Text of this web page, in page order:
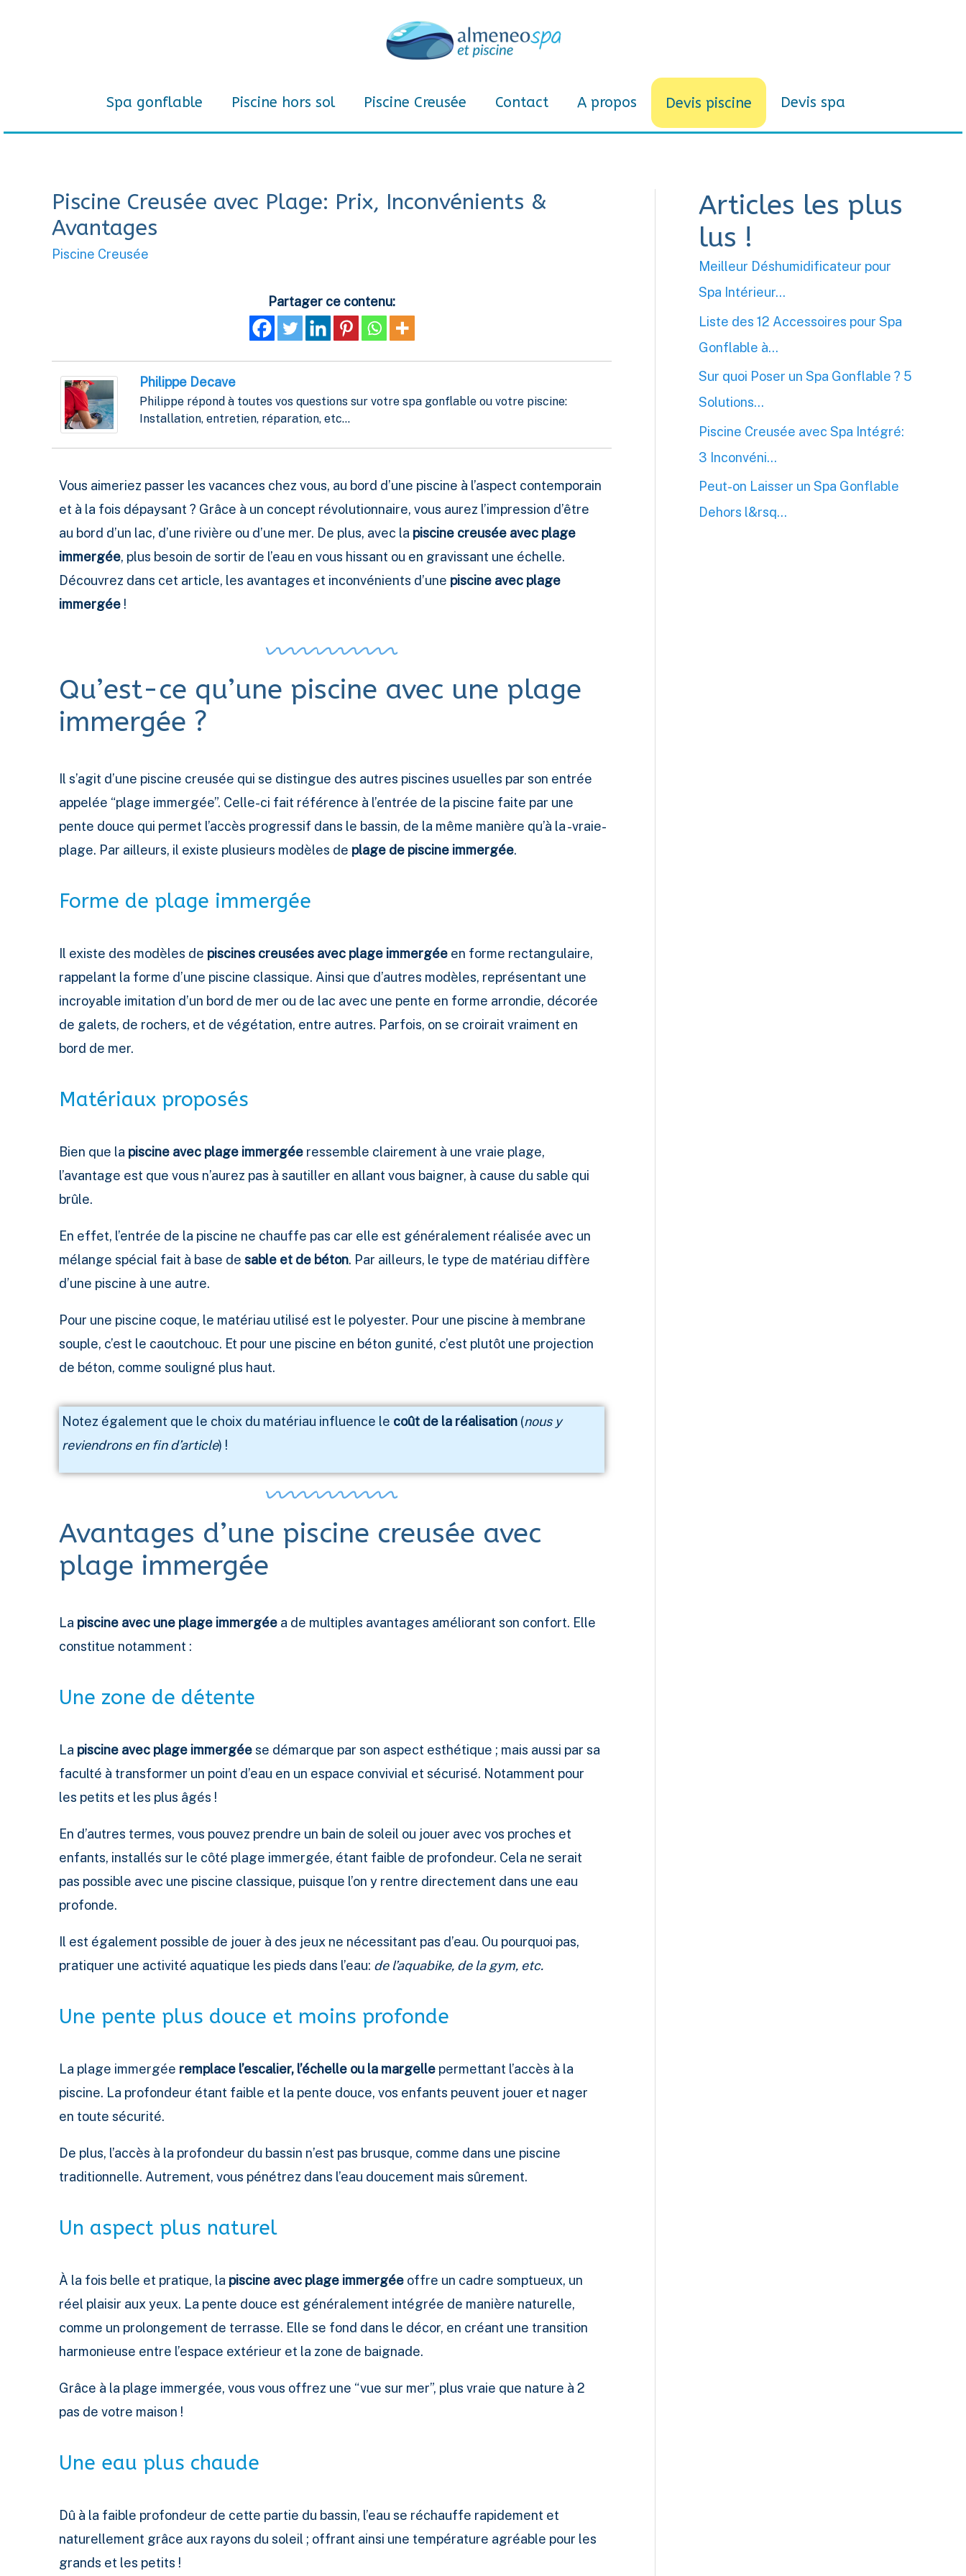
Spa gonflable Piscine hors sol Piscine Creusée Contact A propos Devis piscine Devis spa
Piscine Creusée avec Plage: Prix, Inconvénients &
Avantages
Piscine Creusée
Partager ce contenu:
Philippe Decave
Philippe répond à toutes vos questions sur votre spa gonflable ou votre piscine:
Installation, entretien, réparation, etc...
Vous aimeriez passer les vacances chez vous, au bord d’une piscine à l’aspect contemporain
et à la fois dépaysant ? Grâce à un concept révolutionnaire, vous aurez l’impression d’être
au bord d’un lac, d’une rivière ou d’une mer. De plus, avec la piscine creusée avec plage
immergée, plus besoin de sortir de l’eau en vous hissant ou en gravissant une échelle.
Découvrez dans cet article, les avantages et inconvénients d’une piscine avec plage
immergée !
Qu’est-ce qu’une piscine avec une plage
immergée ?
Il s’agit d’une piscine creusée qui se distingue des autres piscines usuelles par son entrée
appelée “plage immergée”. Celle-ci fait référence à l’entrée de la piscine faite par une
pente douce qui permet l’accès progressif dans le bassin, de la même manière qu’à la -vraie-
plage. Par ailleurs, il existe plusieurs modèles de plage de piscine immergée.
Forme de plage immergée
Il existe des modèles de piscines creusées avec plage immergée en forme rectangulaire,
rappelant la forme d’une piscine classique. Ainsi que d’autres modèles, représentant une
incroyable imitation d’un bord de mer ou de lac avec une pente en forme arrondie, décorée
de galets, de rochers, et de végétation, entre autres. Parfois, on se croirait vraiment en
bord de mer.
Matériaux proposés
Bien que la piscine avec plage immergée ressemble clairement à une vraie plage,
l’avantage est que vous n’aurez pas à sautiller en allant vous baigner, à cause du sable qui
brûle.
En effet, l’entrée de la piscine ne chauffe pas car elle est généralement réalisée avec un
mélange spécial fait à base de sable et de béton. Par ailleurs, le type de matériau diffère
d’une piscine à une autre.
Pour une piscine coque, le matériau utilisé est le polyester. Pour une piscine à membrane
souple, c’est le caoutchouc. Et pour une piscine en béton gunité, c’est plutôt une projection
de béton, comme souligné plus haut.
Notez également que le choix du matériau influence le coût de la réalisation (nous y
reviendrons en fin d’article) !
Avantages d’une piscine creusée avec
plage immergée
La piscine avec une plage immergée a de multiples avantages améliorant son confort. Elle
constitue notamment :
Une zone de détente
La piscine avec plage immergéese démarque par son aspect esthétique ; mais aussi par sa
faculté à transformer un point d’eau en un espace convivial et sécurisé. Notamment pour
les petits et les plus âgés !
En d’autres termes, vous pouvez prendre un bain de soleil ou jouer avec vos proches et
enfants, installés sur le côté plage immergée, étant faible de profondeur. Cela ne serait
pas possible avec une piscine classique, puisque l’on y rentre directement dans une eau
profonde.
Il est également possible de jouer à des jeux ne nécessitant pas d’eau. Ou pourquoi pas,
pratiquer une activité aquatique les pieds dans l’eau: de l’aquabike, de la gym, etc.
Une pente plus douce et moins profonde
La plage immergée remplace l’escalier, l’échelle ou la margelle permettant l’accès à la
piscine. La profondeur étant faible et la pente douce, vos enfants peuvent jouer et nager
en toute sécurité.
De plus, l’accès à la profondeur du bassin n’est pas brusque, comme dans une piscine
traditionnelle. Autrement, vous pénétrez dans l’eau doucement mais sûrement.
Un aspect plus naturel
À la fois belle et pratique, la piscine avec plage immergée offre un cadre somptueux, un
réel plaisir aux yeux. La pente douce est généralement intégrée de manière naturelle,
comme un prolongement de terrasse. Elle se fond dans le décor, en créant une transition
harmonieuse entre l’espace extérieur et la zone de baignade.
Grâce à la plage immergée, vous vous offrez une “vue sur mer”, plus vraie que nature à 2
pas de votre maison !
Une eau plus chaude
Dû à la faible profondeur de cette partie du bassin, l’eau se réchauffe rapidement et
naturellement grâce aux rayons du soleil ; offrant ainsi une température agréable pour les
grands et les petits !
Articles les plus
lus !
Meilleur Déshumidificateur pour
Spa Intérieur…
Liste des 12 Accessoires pour Spa
Gonflable à…
Sur quoi Poser un Spa Gonflable ? 5
Solutions…
Piscine Creusée avec Spa Intégré:
3 Inconvéni…
Peut-on Laisser un Spa Gonflable
Dehors l&rsq…